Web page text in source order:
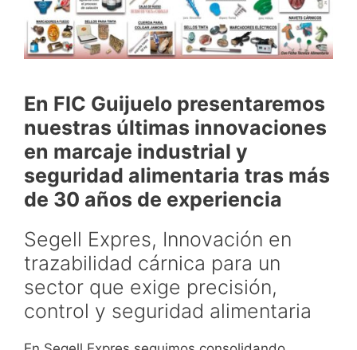
En FIC Guijuelo presentaremos
nuestras últimas innovaciones
en marcaje industrial y
seguridad alimentaria tras más
de 30 años de experiencia
Segell Expres, Innovación en
trazabilidad cárnica para un
sector que exige precisión,
control y seguridad alimentaria